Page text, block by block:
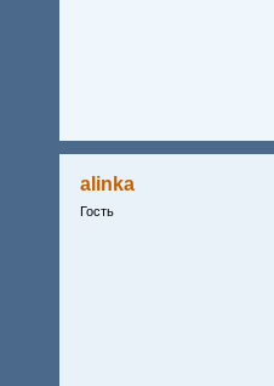
alinka
Гость